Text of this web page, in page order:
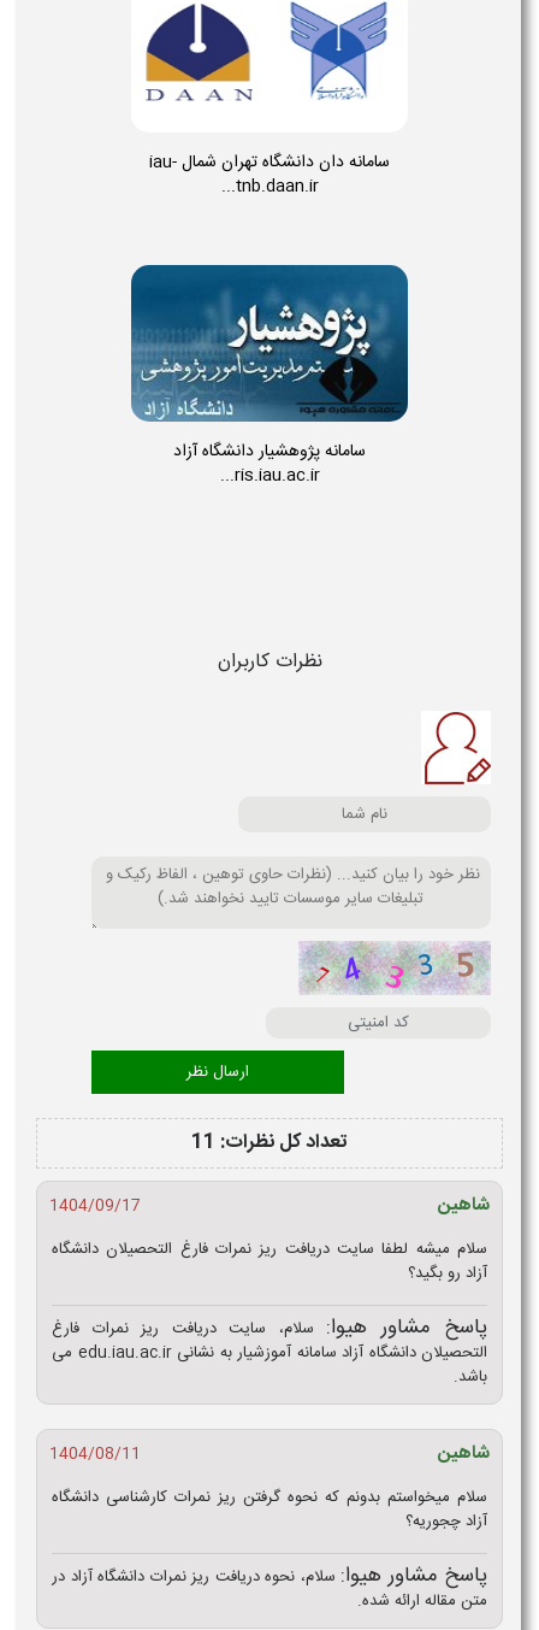
سامانه دان دانشگاه تهران شمال iau-
tnb.daan.ir...
سامانه پژوهشیار دانشگاه آزاد
ris.iau.ac.ir...
نظرات کاربران
تعداد کل نظرات: 11
شاهین
1404/09/17
سلام میشه لطفا سایت دریافت ریز نمرات فارغ التحصیلان دانشگاه
آزاد رو بگید؟
پاسخ مشاور هیوا: سلام، سایت دریافت ریز نمرات فارغ
التحصیلان دانشگاه آزاد سامانه آموزشیار به نشانی edu.iau.ac.ir می
باشد.
شاهین
1404/08/11
سلام میخواستم بدونم که نحوه گرفتن ریز نمرات کارشناسی دانشگاه
آزاد چجوریه؟
پاسخ مشاور هیوا: سلام، نحوه دریافت ریز نمرات دانشگاه آزاد در
متن مقاله ارائه شده.